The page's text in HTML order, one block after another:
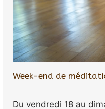
Week-end de
Du vendredi 18 au